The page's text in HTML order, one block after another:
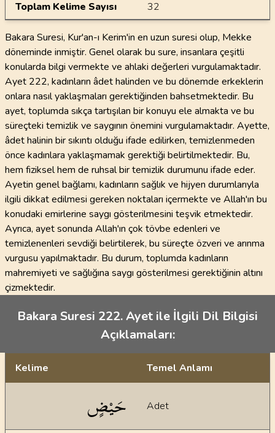
Toplam Kelime Sayısı
32
Bakara Suresi, Kur'an-ı Kerim'in en uzun suresi olup, Mekke
döneminde inmiştir. Genel olarak bu sure, insanlara çeşitli
konularda bilgi vermekte ve ahlaki değerleri vurgulamaktadır.
Ayet 222, kadınların âdet halinden ve bu dönemde erkeklerin
onlara nasıl yaklaşmaları gerektiğinden bahsetmektedir. Bu
ayet, toplumda sıkça tartışılan bir konuyu ele almakta ve bu
süreçteki temizlik ve saygının önemini vurgulamaktadır. Ayette,
âdet halinin bir sıkıntı olduğu ifade edilirken, temizlenmeden
önce kadınlara yaklaşmamak gerektiği belirtilmektedir. Bu,
hem fiziksel hem de ruhsal bir temizlik durumunu ifade eder.
Ayetin genel bağlamı, kadınların sağlık ve hijyen durumlarıyla
ilgili dikkat edilmesi gereken noktaları içermekte ve Allah'ın bu
konudaki emirlerine saygı gösterilmesini teşvik etmektedir.
Ayrıca, ayet sonunda Allah'ın çok tövbe edenleri ve
temizlenenleri sevdiği belirtilerek, bu süreçte özveri ve arınma
vurgusu yapılmaktadır. Bu durum, toplumda kadınların
mahremiyeti ve sağlığına saygı gösterilmesi gerektiğinin altını
çizmektedir.
Bakara Suresi 222. Ayet ile İlgili Dil Bilgisi
Açıklamaları:
Kelime Temel Anlamı
حَيْضٍ Adet